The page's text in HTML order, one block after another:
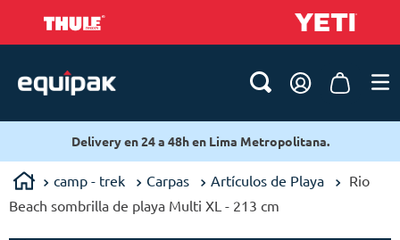
Delivery en 24 a 48h en Lima Metropolitana.
camp - trek Carpas Artículos de Playa
Rio
Beach sombrilla de playa Multi XL - 213 cm